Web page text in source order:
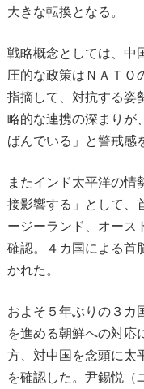
大きな転換となる。
戦略概念としては、中
圧的な政策はＮＡＴＯ
指摘して、対抗する姿
略的な連携の深まりが
ばんでいる」と警戒感
またインド太平洋の情
接影響する」として、
ージーランド、オース
確認。４カ国による首
かれた。
およそ５年ぶりの３カ
を進める朝鮮への対応
方、対中国を念頭に太
を確認した。尹錫悦（